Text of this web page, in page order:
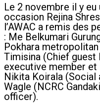
Le 2 novembre il y
occasion Rejina
l’AWAC a remis des
: Me Belkumari
Pokhara
Timisina (Chief
executive member et
Nikita Koirala (Social
Wagle (NCRC
officer).